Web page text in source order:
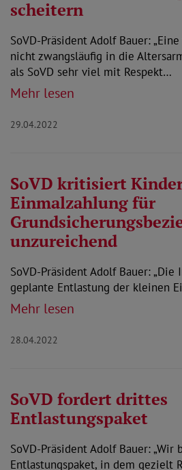
scheitern
SoVD-Präsident Adolf Bauer:
nicht zwangsläufig in die
als SoVD sehr viel mit Respekt…
Mehr lesen
29.04.2022
SoVD kritisiert
Einmalzahlung für
unzureichend
SoVD-Präsident Adolf Bauer:
geplante Entlastung der kleinen
Mehr lesen
28.04.2022
SoVD fordert drittes
Entlastungspaket
SoVD-Präsident Adolf Bauer:
Entlastungspaket, in dem gezielt